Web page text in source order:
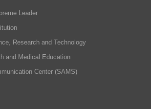
Leader
Research and Technology
and Medical Education
Center (SAMS)